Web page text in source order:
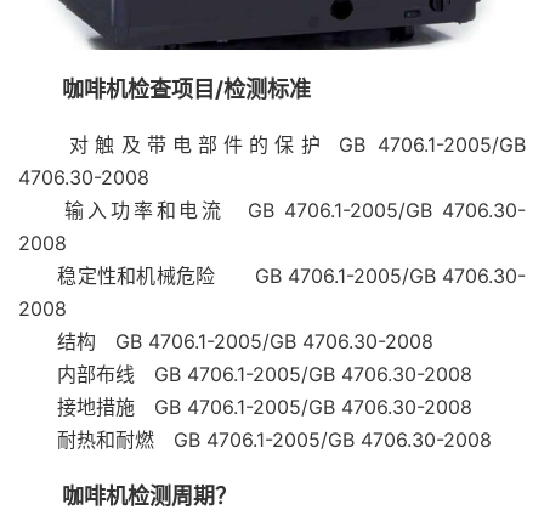
咖啡机检查项目/检测标准
对触及带电部件的保护 GB 4706.1-2005/GB
4706.30-2008
输入功率和电流 GB 4706.1-2005/GB 4706.30-
2008
稳定性和机械危险 GB 4706.1-2005/GB 4706.30-
2008
结构 GB 4706.1-2005/GB 4706.30-2008
内部布线 GB 4706.1-2005/GB 4706.30-2008
接地措施 GB 4706.1-2005/GB 4706.30-2008
耐热和耐燃 GB 4706.1-2005/GB 4706.30-2008
咖啡机检测周期？